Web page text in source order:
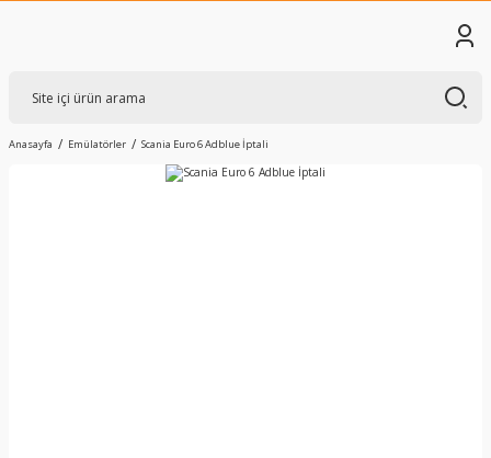
Anasayfa Emülatörler Scania Euro 6 Adblue İptali